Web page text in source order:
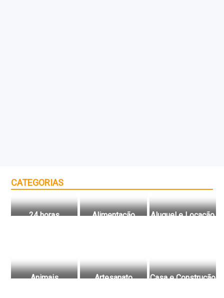
CATEGORIAS
24 horas Alimentação Aluguel e Locação
Animais Artesanato Casa e Construção